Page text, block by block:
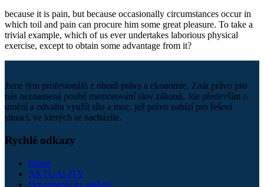
because it is pain, but because occasionally circumstances occur in
which toil and pain can procure him some great pleasure. To take a
trivial example, which of us ever undertakes laborious physical
exercise, except to obtain some advantage from it?
Jsme tým profesionálů z oborů práva a ekonomie. Znát právo pro
nás neznamená pouhé memorování slov zákonů. Jde především o
umění a odvahu využít sílu a moc, jež právo nabízí pro řešení
situací, ve kterých se nacházíte.
Rychlé odkazy
Home
AKTUALITY
Dokumenty ke stažení